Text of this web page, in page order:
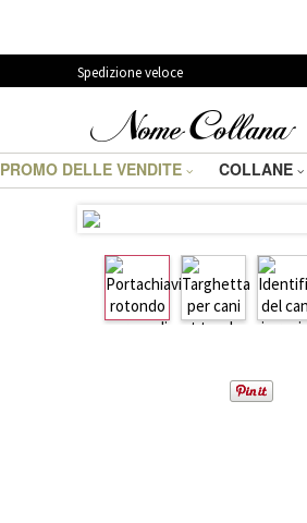
Spedizione veloce
PROMO DELLE VENDITE COLLANE